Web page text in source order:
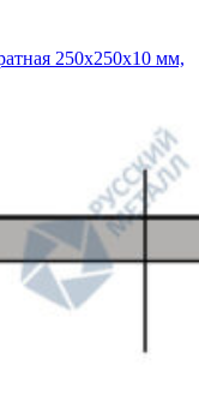
250х250х10 мм,